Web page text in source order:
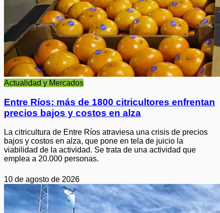
Actualidad y Mercados
Entre Ríos: más de 1800 citricultores enfrentan
precios bajos y costos en alza
La citricultura de Entre Ríos atraviesa una crisis de precios
bajos y costos en alza, que pone en tela de juicio la
viabilidad de la actividad. Se trata de una actividad que
emplea a 20.000 personas.
10 de agosto de 2026